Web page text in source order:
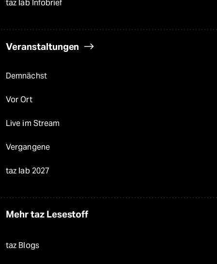
taz lab Infobrief
Veranstaltungen
Demnächst
Vor Ort
Live im Stream
Vergangene
taz lab 2027
Mehr taz Lesestoff
taz Blogs